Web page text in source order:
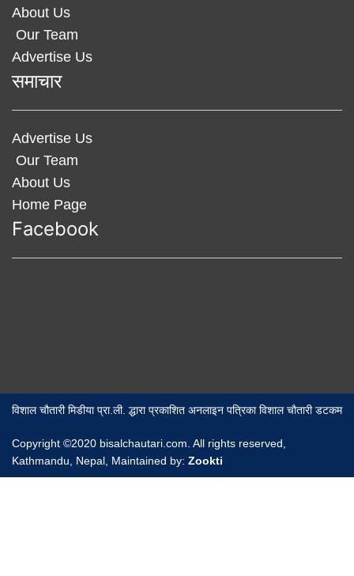
About Us
Our Team
Advertise Us
समाचार
Advertise Us
Our Team
About Us
Home Page
Facebook
विशाल चौतारी मिडीया प्रा.ली. द्धारा प्रकाशित अनलाइन पत्रिका विशाल चौतारी डटकम
Copyright ©2020 bisalchautari.com. All rights reserved,
Kathmandu, Nepal, Maintained by: Zookti